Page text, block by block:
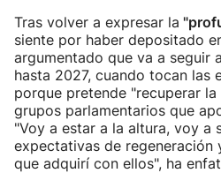
Tras volver a expresar la
siente por haber depositado
argumentado que va a seguir
hasta 2027, cuando tocan las
porque pretende "recuperar
grupos parlamentarios que
"Voy a estar a la altura, voy a
expectativas de regeneración
que adquirí con ellos", ha